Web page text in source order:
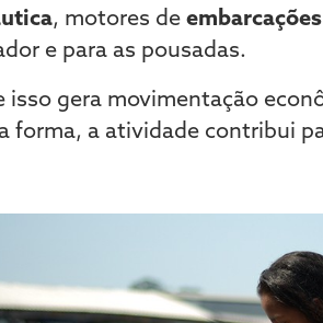
, motores de
e para as pousadas.
isso gera movimentação
forma, a atividade contribui